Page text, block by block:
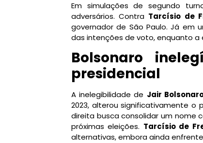
Em simulações de segundo
adversários. Contra Tarcísio de
governador de São Paulo. Já em
das intenções de voto, enquanto a
Bolsonaro
presidencial
A inelegibilidade de Jair
2023, alterou significativamente o
direita busca consolidar um nome
próximas eleições. Tarcísio de
alternativas, embora ainda